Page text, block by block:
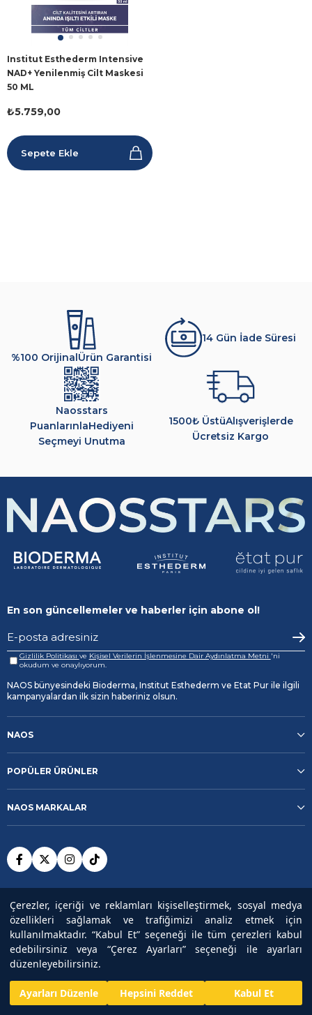
Çerezler, içeriği ve reklamları kişiselleştirmek, sosyal medya
özellikleri sağlamak ve trafiğimizi analiz etmek için
kullanılmaktadır. “Kabul Et” seçeneği ile tüm çerezleri kabul
edebilirsiniz veya “Çerez Ayarları” seçeneği ile ayarları
düzenleyebilirsiniz.
Ayarları Düzenle Hepsini Reddet Kabul Et
Institut Esthederm Intensive
NAD+ Yenilenmiş Cilt Maskesi
50 ML
₺5.759,00
Sepete Ekle
%100 OrijinalÜrün Garantisi
14 Gün İade Süresi
Naosstars
PuanlarınlaHediyeni
Seçmeyi Unutma
1500₺ ÜstüAlışverişlerde
Ücretsiz Kargo
En son güncellemeler ve haberler için abone ol!
Gizlilik Politikası ve Kişisel Verilerin İşlenmesine Dair Aydınlatma Metni 'ni
okudum ve onaylıyorum.
NAOS bünyesindeki Bioderma, Institut Esthederm ve Etat Pur ile ilgili
kampanyalardan ilk sizin haberiniz olsun.
NAOS
POPÜLER ÜRÜNLER
NAOS MARKALAR
Şartlar ve KoşullarGizlilik Politikası
Güvenli Ödeme
Copyright© 2025NAOSAll rights reserved.